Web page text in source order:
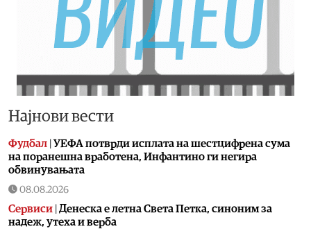
Најнови вести
Фудбал УЕФА потврди исплата на шестцифрена сума
на поранешна вработена, Инфантино ги негира
обвинувањата
08.08.2026
Сервиси Денеска е летна Света Петка, синоним за
надеж, утеха и верба